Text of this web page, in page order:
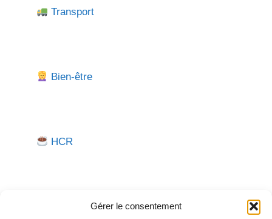
Gérer le consentement
Transport
Bien-être
HCR